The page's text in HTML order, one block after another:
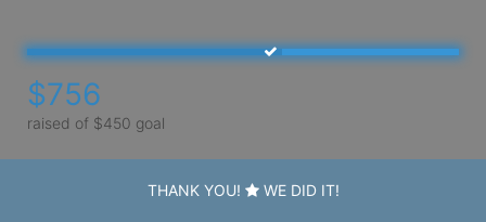
$756
raised of $450 goal
THANK YOU! WE DID IT!